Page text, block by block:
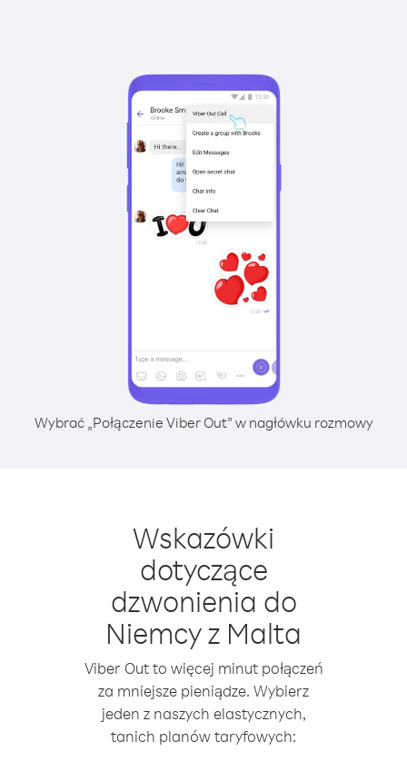
Wybrać „Połączenie Viber Out” w nagłówku rozmowy
Wskazówki
dotyczące
dzwonienia do
Niemcy z Malta
Viber Out to więcej minut połączeń
za mniejsze pieniądze. Wybierz
jeden z naszych elastycznych,
tanich planów taryfowych: